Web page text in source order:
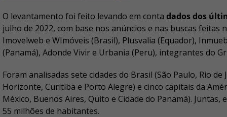
O levantamento foi feito levando em conta dados dos
julho de 2022, com base nos anúncios e nas buscas
Imovelweb e WImóveis (Brasil), Plusvalia (Equador),
(Panamá), Adonde Vivir e Urbania (Peru), integrantes do
Foram analisadas sete cidades do Brasil (São Paulo, Rio
Horizonte, Curitiba e Porto Alegre) e cinco capitais da
México, Buenos Aires, Quito e Cidade do Panamá). Juntas,
55 milhões de habitantes.